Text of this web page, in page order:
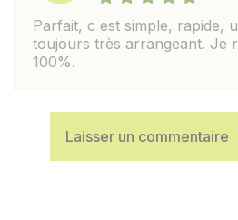
Parfait, c est simple, rapide,
toujours très arrangeant. Je
100%.
Laisser un commentaire